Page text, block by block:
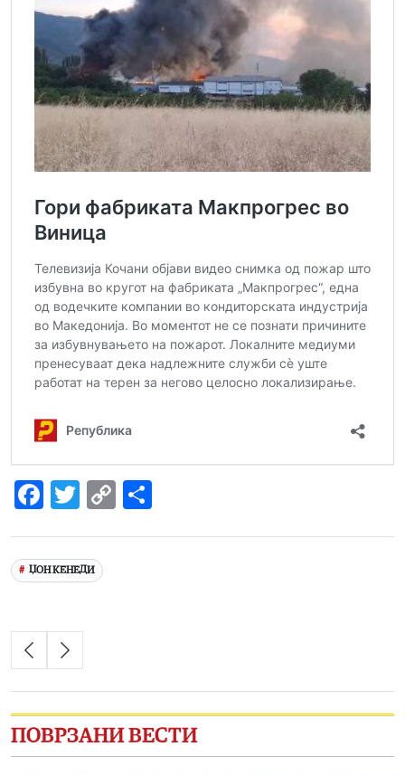
Facebook
Twitter
Copy
ЏОН КЕНЕДИ
ПОВРЗАНИ ВЕСТИ